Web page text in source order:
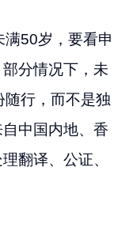
50岁，要看申
分情况下，未
行，而不是独
中国内地、香
翻译、公证、